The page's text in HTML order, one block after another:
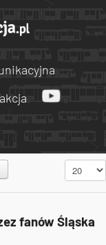
Pokaż #
fanów Śląska